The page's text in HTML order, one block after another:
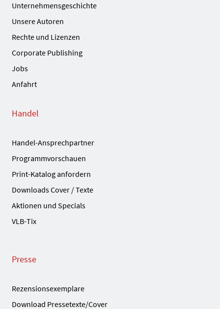
Unternehmensgeschichte
Unsere Autoren
Rechte und Lizenzen
Corporate Publishing
Jobs
Anfahrt
Handel
Handel-Ansprechpartner
Programmvorschauen
Print-Katalog anfordern
Downloads Cover / Texte
Aktionen und Specials
VLB-Tix
Presse
Rezensionsexemplare
Download Pressetexte/Cover